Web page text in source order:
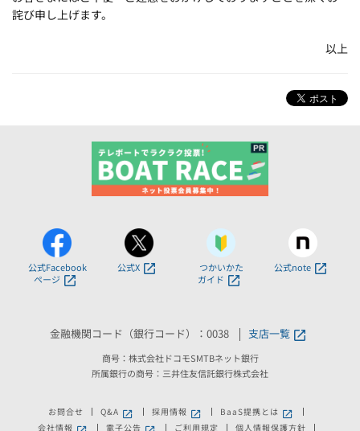
詫び申し上げます。
以上
公式Facebook
ページ
公式X
つかいかた
ガイド
公式note
金融機関コード（銀行コード）：0038 支店一覧
商号：株式会社ドコモSMTBネット銀行
所属銀行の商号：三井住友信託銀行株式会社
お問合せ Q&A 新しいウィンドウで開きます。
採用情報 新しいウィンドウで開きます。
BaaS提携とは 新しいウィンドウ
会社情報 新しいウィンドウで開きます。
電子公告新しいウィンドウで開きます。
ご利用規定 個人情報保護方針